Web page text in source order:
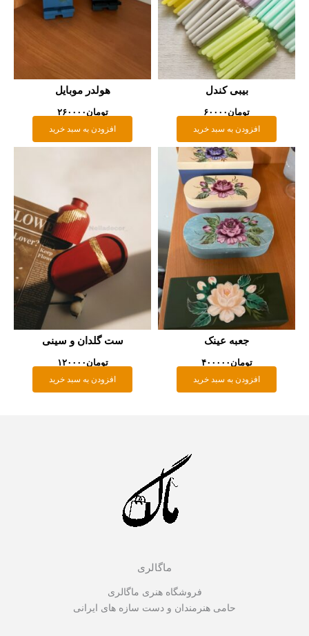
بیبی کندل
تومان۶۰۰۰۰
افزودن به سبد خرید
هولدر موبایل
تومان۲۶۰۰۰۰
افزودن به سبد خرید
جعبه عینک
تومان۴۰۰۰۰۰
افزودن به سبد خرید
ست گلدان و سینی
تومان۱۲۰۰۰۰
افزودن به سبد خرید
ماگالری
فروشگاه هنری ماگالری
حامی هنرمندان و دست سازه های ایرانی